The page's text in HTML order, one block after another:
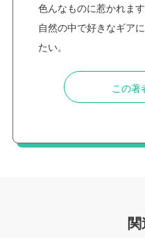
色んなものに惹かれま
自然の中で好きなギア
たい。
この著